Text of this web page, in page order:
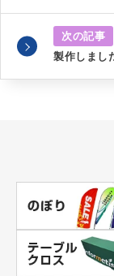
次の記事
製作しまし